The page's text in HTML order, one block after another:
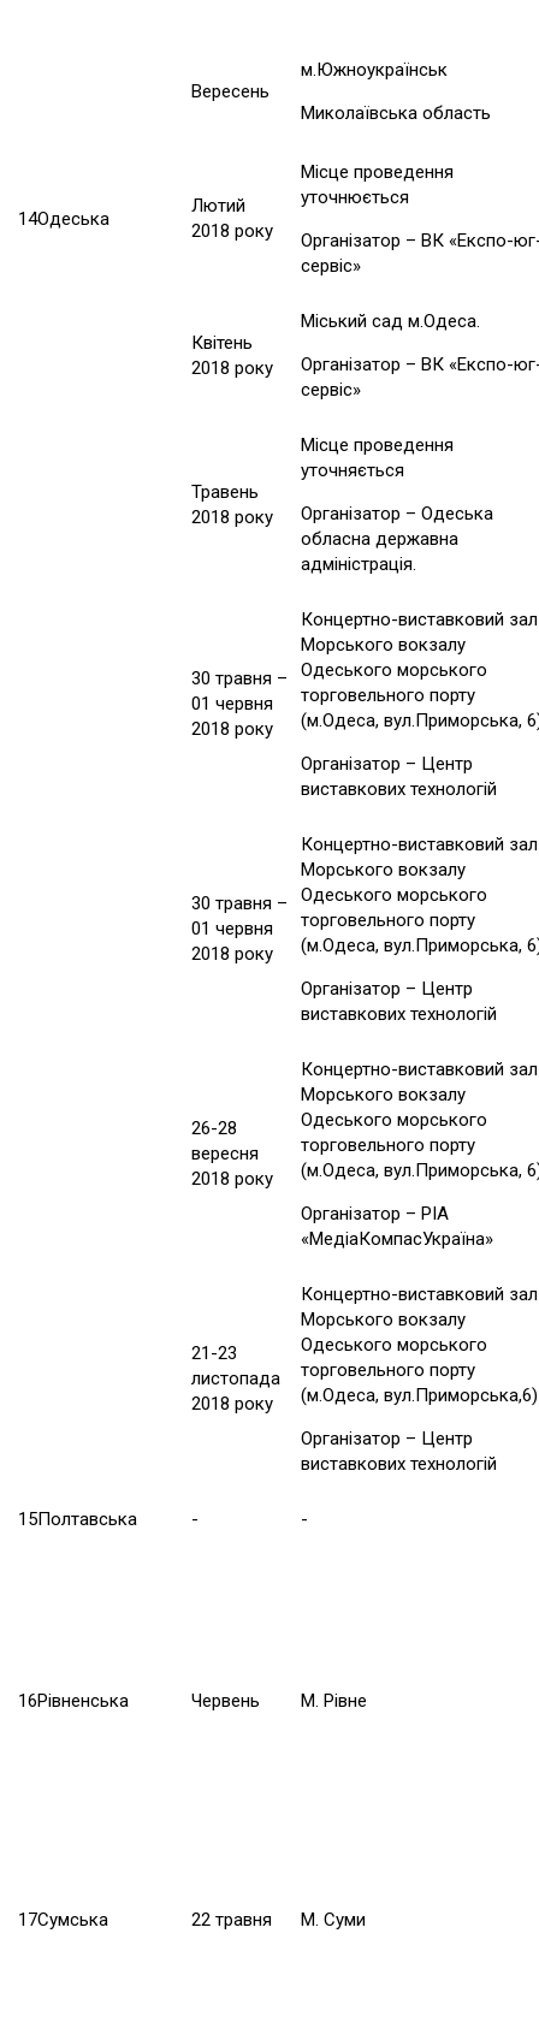
Вересень
м.Южноукраїнськ
Миколаївська область
14Одеська
Лютий
2018 року
Місце проведення
уточнюється
Організатор – ВК «Експо-
сервіс»
Квітень
2018 року
Міський сад м.Одеса.
Організатор – ВК «Експо-
сервіс»
Травень
2018 року
Місце проведення
уточняється
Організатор – Одеська
обласна державна
адміністрація.
30 травня –
01 червня
2018 року
Концертно-виставковий зал
Морського вокзалу
Одеського морського
торговельного порту
(м.Одеса, вул.Приморська,
Організатор – Центр
виставкових технологій
30 травня –
01 червня
2018 року
Концертно-виставковий зал
Морського вокзалу
Одеського морського
торговельного порту
(м.Одеса, вул.Приморська,
Організатор – Центр
виставкових технологій
26-28
вересня
2018 року
Концертно-виставковий зал
Морського вокзалу
Одеського морського
торговельного порту
(м.Одеса, вул.Приморська,
Організатор – РІА
«МедіаКомпасУкраїна»
21-23
листопада
2018 року
Концертно-виставковий зал
Морського вокзалу
Одеського морського
торговельного порту
(м.Одеса, вул.Приморська,6)
Організатор – Центр
виставкових технологій
15Полтавська - -
16Рівненська Червень М. Рівне
17Сумська 22 травня М. Суми